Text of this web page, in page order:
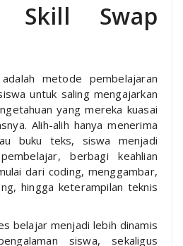
Swap
metode pembelajaran
untuk saling mengajarkan
yang mereka kuasai
Alih-alih hanya menerima
buku teks, siswa menjadi
berbagi keahlian
dari coding, menggambar,
hingga keterampilan teknis
belajar menjadi lebih dinamis
siswa, sekaligus